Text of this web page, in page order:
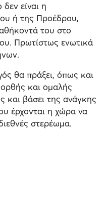
είναι η
ή της Προέδρου,
του στο
Πρωτίστως ενωτικά
θα πράξει, όπως και
και ομαλής
και βάσει της ανάγκης
έρχονται η χώρα να
στερέωμα.